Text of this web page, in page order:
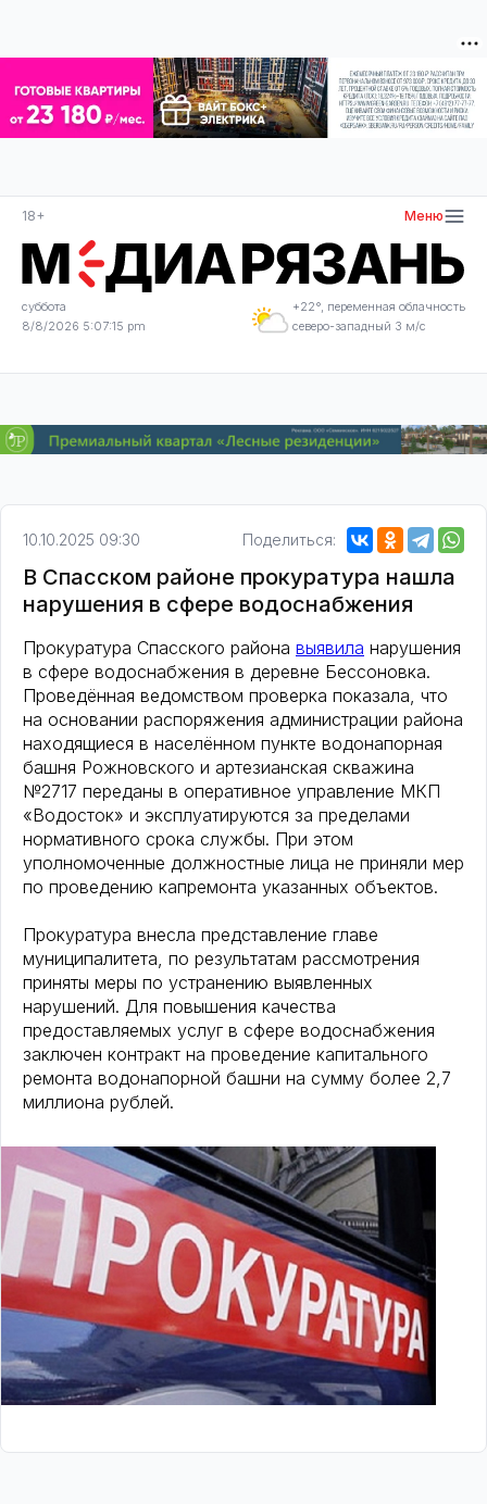
18+ Меню
суббота
8/8/2026 5:07:15 pm
+22°, переменная облачность
северо-западный 3 м/с
10.10.2025 09:30 Поделиться:
В Спасском районе прокуратура нашла
нарушения в сфере водоснабжения
Прокуратура Спасского района выявила нарушения
в сфере водоснабжения в деревне Бессоновка.
Проведённая ведомством проверка показала, что
на основании распоряжения администрации района
находящиеся в населённом пункте водонапорная
башня Рожновского и артезианская скважина
№2717 переданы в оперативное управление МКП
«Водосток» и эксплуатируются за пределами
нормативного срока службы. При этом
уполномоченные должностные лица не приняли мер
по проведению капремонта указанных объектов.
Прокуратура внесла представление главе
муниципалитета, по результатам рассмотрения
приняты меры по устранению выявленных
нарушений. Для повышения качества
предоставляемых услуг в сфере водоснабжения
заключен контракт на проведение капитального
ремонта водонапорной башни на сумму более 2,7
миллиона рублей.